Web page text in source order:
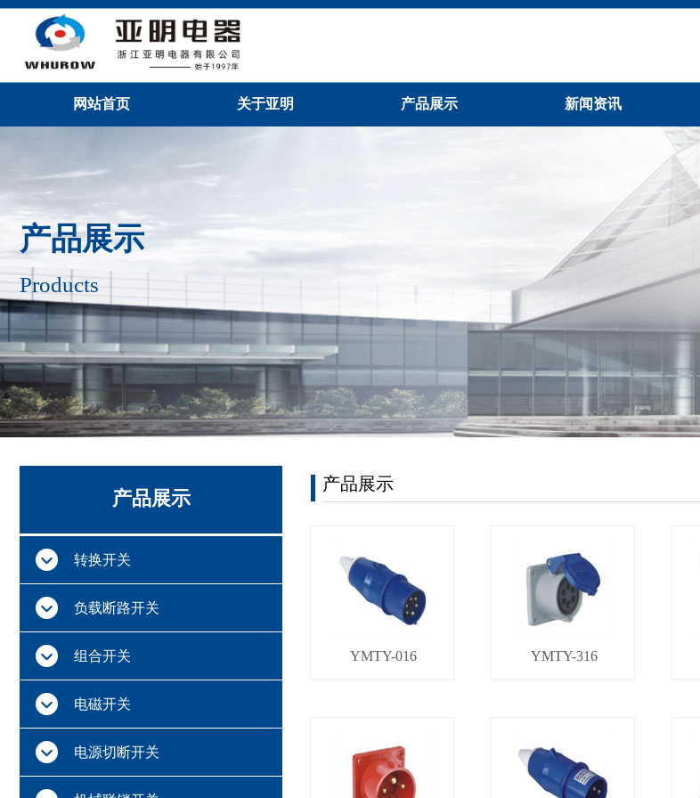
产品展示
Products
产品展示
转换开关
负载断路开关
组合开关
电磁开关
电源切断开关
产品展示
YMTY-016 YMTY-316
网站首页 关于亚明 产品展示 新闻资讯